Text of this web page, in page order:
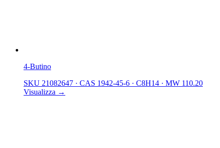
4-Butino
SKU 21082647 · CAS 1942-45-6 · C8H14 · MW 110.20
Visualizza →